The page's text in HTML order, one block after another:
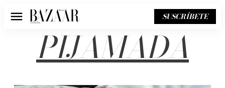
Menú SUSCRÍBETE
PIJAMADA